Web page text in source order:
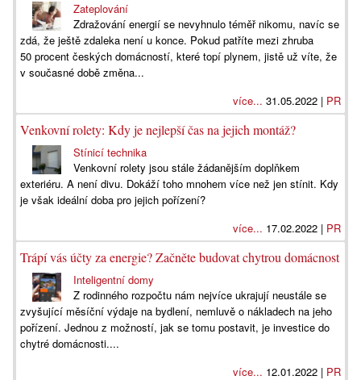
Zateplování
Zdražování energií se nevyhnulo téměř nikomu, navíc se
zdá, že ještě zdaleka není u konce. Pokud patříte mezi zhruba
50 procent českých domácností, které topí plynem, jistě už víte, že
v současné době změna...
více... 31.05.2022 | PR
Venkovní rolety: Kdy je nejlepší čas na jejich montáž?
Stínicí technika
Venkovní rolety jsou stále žádanějším doplňkem
exteriéru. A není divu. Dokáží toho mnohem více než jen stínit. Kdy
je však ideální doba pro jejich pořízení?
více... 17.02.2022 | PR
Trápí vás účty za energie? Začněte budovat chytrou domácnost
Inteligentní domy
Z rodinného rozpočtu nám nejvíce ukrajují neustále se
zvyšující měsíční výdaje na bydlení, nemluvě o nákladech na jeho
pořízení. Jednou z možností, jak se tomu postavit, je investice do
chytré domácnosti....
více... 12.01.2022 | PR